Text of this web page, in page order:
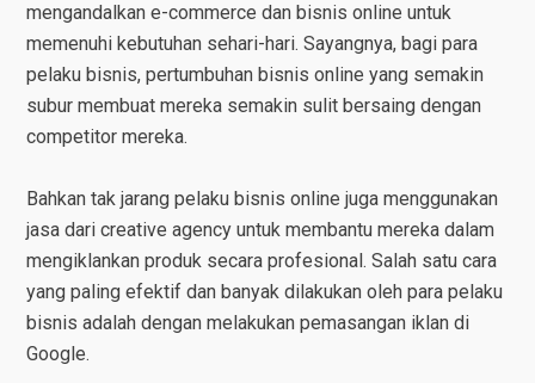
mengandalkan e-commerce dan bisnis online untuk
memenuhi kebutuhan sehari-hari. Sayangnya, bagi para
pelaku bisnis, pertumbuhan bisnis online yang semakin
subur membuat mereka semakin sulit bersaing dengan
competitor mereka.
Bahkan tak jarang pelaku bisnis online juga menggunakan
jasa dari creative agency untuk membantu mereka dalam
mengiklankan produk secara profesional. Salah satu cara
yang paling efektif dan banyak dilakukan oleh para pelaku
bisnis adalah dengan melakukan pemasangan iklan di
Google.